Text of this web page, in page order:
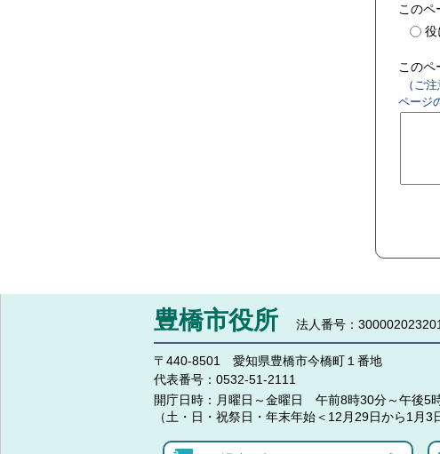
このペ
役
このペ
（ご
ページ
豊橋市役所 法人番号：
〒440-8501 愛知県豊橋市今橋町１番地
代表番号： 0532-51-2111
開庁日時： 月曜日～金曜日 午前8時30分～午後5
（土・日・祝祭日・年末年始＜12月29日から1月3